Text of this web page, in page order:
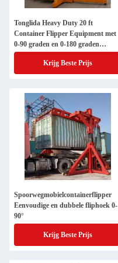
Tonglida Heavy Duty 20 ft
Container Flipper Equipment met
0-90 graden en 0-180 graden
omdraaihoek
Krijg Beste Prijs
Spoorwegmobielcontainerflipper
Eenvoudige en dubbele fliphoek 0-
90°
Krijg Beste Prijs